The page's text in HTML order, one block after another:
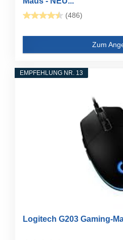
(486)
Zum
EMPFEHLUNG NR. 13
Logitech G203 Gaming-